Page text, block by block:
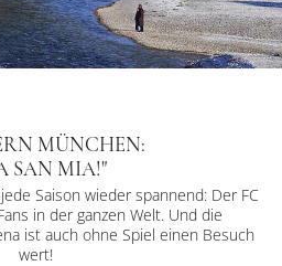
MÜNCHEN:
SAN MIA!"
Saison wieder spannend: Der FC
in der ganzen Welt. Und die
ist auch ohne Spiel einen Besuch
wert!